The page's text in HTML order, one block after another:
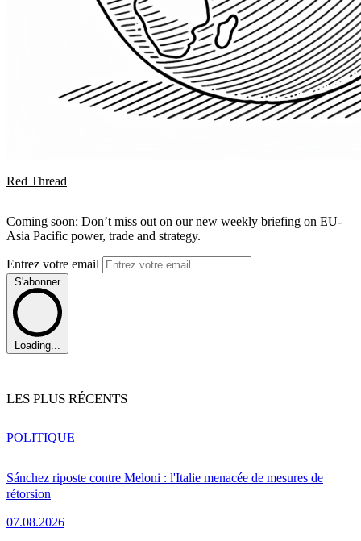
Red Thread
Coming soon: Don’t miss out on our new weekly briefing on EU-
Asia Pacific power, trade and strategy.
Entrez votre email
S'abonner
Loading...
LES PLUS RÉCENTS
Sánchez riposte contre Meloni : l'Italie menacée de mesures de
rétorsion
07.08.2026
POLITIQUE